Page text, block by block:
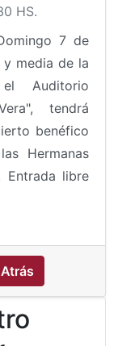
HS.
7 de
media de la
Auditorio
tendrá
benéfico
Hermanas
Entrada libre
Atrás